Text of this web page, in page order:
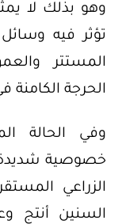
وهو بذلك لا
تؤثر فيه وسائل
المستتر
الحرجة
وفي الحالة
خصوصية شديدة
الزراعي
السنين أنتج